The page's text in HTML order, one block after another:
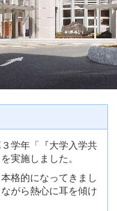
学年「『大学入学共
実施しました。
格的になってきまし
がら熱心に耳を傾け